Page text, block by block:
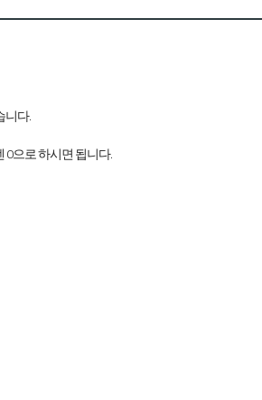
니다.
0으로 하시면 됩니다.